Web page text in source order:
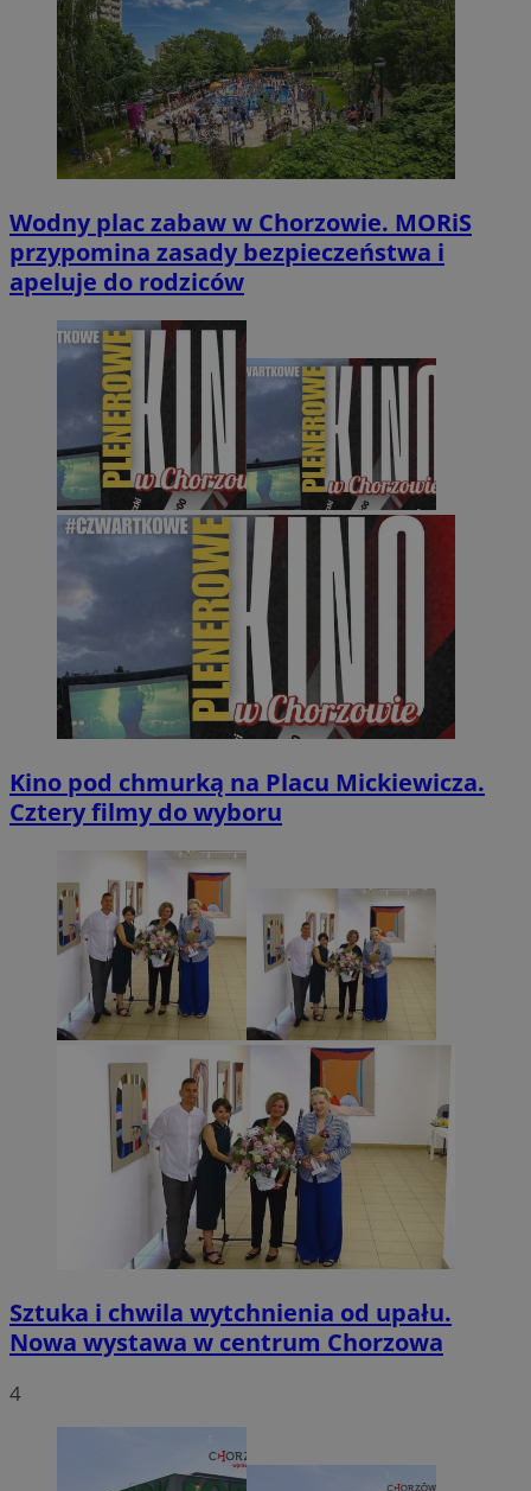
Wodny plac zabaw w Chorzowie. MORiS
przypomina zasady bezpieczeństwa i
apeluje do rodziców
Kino pod chmurką na Placu Mickiewicza.
Cztery filmy do wyboru
Sztuka i chwila wytchnienia od upału.
Nowa wystawa w centrum Chorzowa
4